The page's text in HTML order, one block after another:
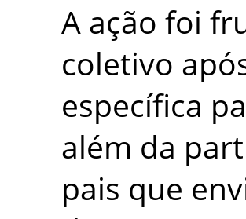
A ação foi
coletivo
específica
além da
pais que